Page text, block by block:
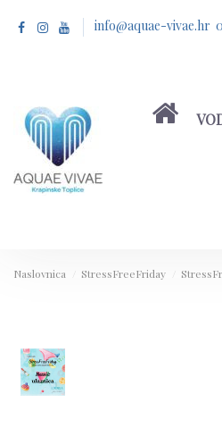
info@aquae-vivae.hr
Naslovnica StressFreeFriday